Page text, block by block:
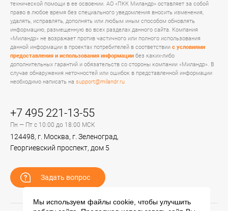
технической помощи в ее освоении. АО «ПКК Миландр» оставляет за собой
право в любое время без специального уведомления вносить изменения,
удалять, исправлять, дополнять или любым иным способом обновлять
информацию, размещенную во всех разделах данного сайта. Компания
«Миландр» не возражает против частичного или полного использования
данной информации в проектах потребителей в соответствии с условиями
предоставления и использования информации без каких-либо
дополнительных гарантий и обязательств со стороны компании «Миландр». В
случае обнаружения неточностей или ошибок в представленной информации
необходимо написать на support@milandr.ru
+7 495 221-13-55
Пн — Пт с 10:00 до 18:00 МСК
124498, г. Москва, г. Зеленоград,
Георгиевский проспект, дом 5
Задать вопрос
Мы используем файлы cookie, чтобы улучшить